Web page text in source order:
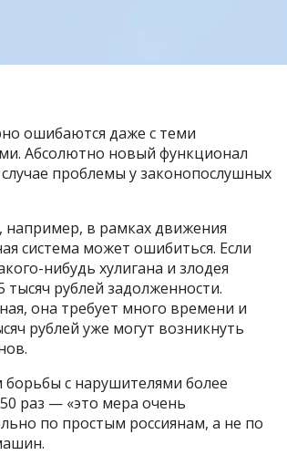
ошибаются даже с теми
Абсолютно новый функционал
проблемы у законопослушных
в рамках движения
система может ошибиться. Если
нибудь хулигана и злодея
рублей задолженности.
она требует много времени и
рублей уже могут возникнуть
с нарушителями более
раз — «это мера очень
по простым россиянам, а не по